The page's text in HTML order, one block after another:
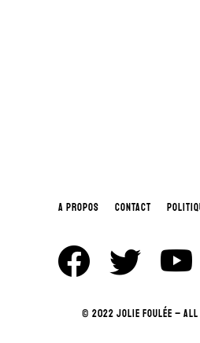
A PROPOS CONTACT
© 2022 JOLIE FOULÉE – ALL